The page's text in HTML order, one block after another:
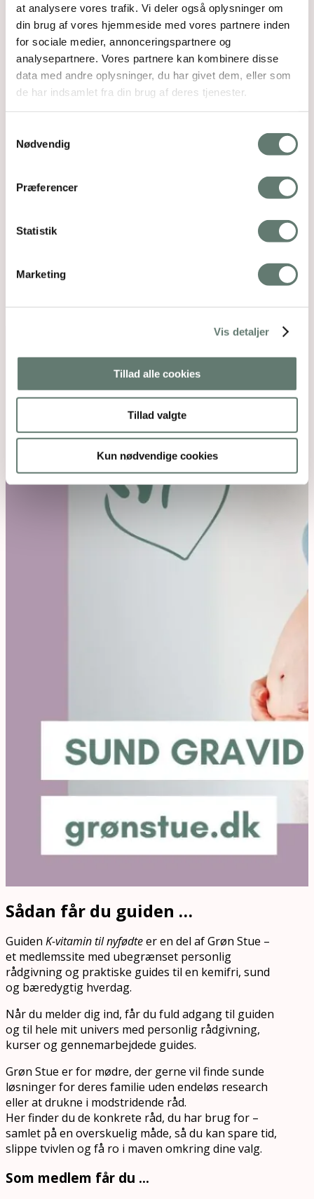
at analysere vores trafik. Vi deler også oplysninger om
din brug af vores hjemmeside med vores partnere inden
for sociale medier, annonceringspartnere og
analysepartnere. Vores partnere kan kombinere disse
data med andre oplysninger, du har givet dem, eller som
de har indsamlet fra din brug af deres tjenester.
Nødvendig
Præferencer
Statistik
Marketing
Vis detaljer
Tillad alle cookies
Tillad valgte
Kun nødvendige cookies
K-vitamin til nyfødte
Vandafgang og fostervand
Du får også dette, som du også kan få
brug for:
Tara Ravn
Tandpasta til gravide
Lydfil: Slip din frygt og bekymring
Te til gravide
Grøn Stue-rabat: En Anden Start v. doula
Astrid Givard og Naturlig Fødsel v. jordemoder
Tara Ravn
Sådan får du guiden …
Guiden K-vitamin til nyfødteer en del af Grøn Stue –
et medlemssite med ubegrænset personlig
rådgivning og praktiske guides til en kemifri, sund
og bæredygtig hverdag.
Når du melder dig ind, får du fuld adgang til guiden
og til hele mit univers med personlig rådgivning,
kurser og gennemarbejdede guides.
Grøn Stue er for mødre, der gerne vil finde sunde
løsninger for deres familie uden endeløs research
eller at drukne i modstridende råd.
Her finder du de konkrete råd, du har brug for –
samlet på en overskuelig måde, så du kan spare tid,
slippe tvivlen og få ro i maven omkring dine valg.
Som medlem får du …